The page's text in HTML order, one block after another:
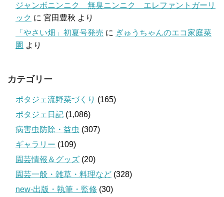
ジャンボニンニク 無臭ニンニク エレファントガーリ
ック に 宮田豊秋 より
「やさい畑」初夏号発売 に ぎゅうちゃんのエコ家庭菜
園 より
カテゴリー
ポタジェ流野菜づくり (165)
ポタジェ日記 (1,086)
病害虫防除・益虫 (307)
ギャラリー (109)
園芸情報＆グッズ (20)
園芸一般・雑草・料理など (328)
new-出版・執筆・監修 (30)